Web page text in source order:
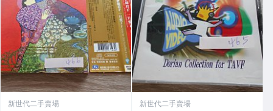
新世代二手賣場 新世代二手賣場